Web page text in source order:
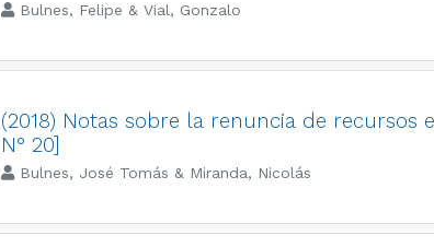
Bulnes, Felipe & Vial, Gonzalo
(2018) Notas sobre la renuncia de
N° 20]
Bulnes, José Tomás & Miranda, Nicolás